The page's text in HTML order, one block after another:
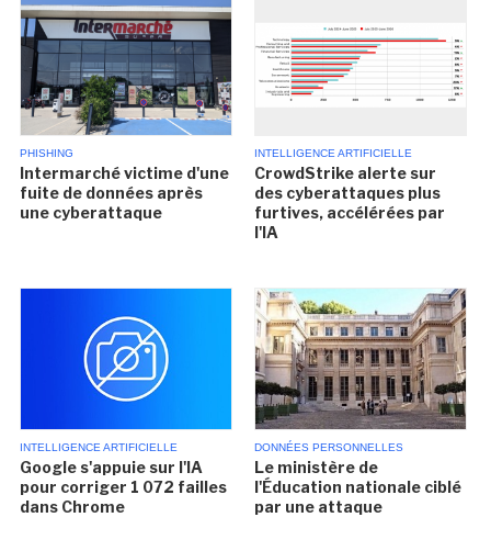
PHISHING
Intermarché victime d'une
fuite de données après
une cyberattaque
INTELLIGENCE ARTIFICIELLE
CrowdStrike alerte sur
des cyberattaques plus
furtives, accélérées par
l'IA
INTELLIGENCE ARTIFICIELLE
Google s'appuie sur l'IA
pour corriger 1 072 failles
dans Chrome
DONNÉES PERSONNELLES
Le ministère de
l'Éducation nationale ciblé
par une attaque